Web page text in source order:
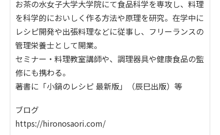
お茶の水女子大学大学院にて食品科学を専攻し、料理
を科学的においしく作る方法や原理を研究。在学中に
レシピ開発や出張料理などに従事し、フリーランスの
管理栄養士として開業。
セミナー・料理教室講師や、調理器具や健康食品の監
修にも携わる。
著書に「小鍋のレシピ 最新版」（辰巳出版）等
ブログ
https://hironosaori.com/